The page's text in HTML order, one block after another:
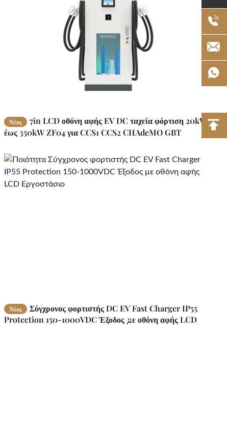
Νέος
7in LCD οθόνη αφής EV DC ταχεία φόρτιση 20kW
έως 350kW ZF04 για CCS1 CCS2 CHAdeMO GBT
Νέος
Σύγχρονος φορτιστής DC EV Fast Charger IP55
Protection 150-1000VDC Έξοδος με οθόνη αφής LCD